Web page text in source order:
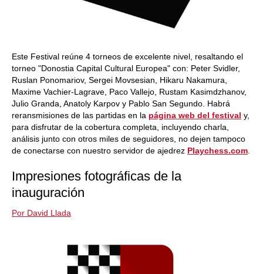
Este Festival reúne 4 torneos de excelente nivel, resaltando el
torneo "Donostia Capital Cultural Europea" con: Peter Svidler,
Ruslan Ponomariov, Sergei Movsesian, Hikaru Nakamura,
Maxime Vachier-Lagrave, Paco Vallejo, Rustam Kasimdzhanov,
Julio Granda, Anatoly Karpov y Pablo San Segundo. Habrá
reransmisiones de las partidas en la página web del festival y,
para disfrutar de la cobertura completa, incluyendo charla,
análisis junto con otros miles de seguidores, no dejen tampoco
de conectarse con nuestro servidor de ajedrez Playchess.com
Impresiones fotográficas de la
inauguración
Por David Llada